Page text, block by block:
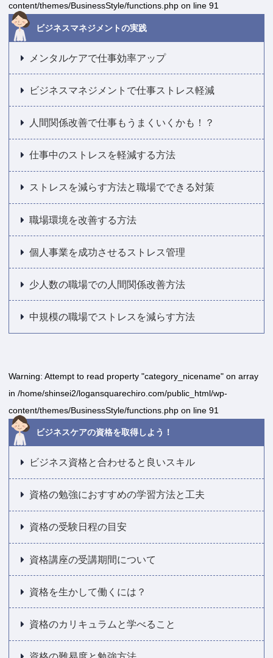
content/themes/BusinessStyle/functions.php on line 91
ビジネスマネジメントの実践
メンタルケアで仕事効率アップ
ビジネスマネジメントで仕事ストレス軽減
人間関係改善で仕事もうまくいくかも！？
仕事中のストレスを軽減する方法
ストレスを減らす方法と職場でできる対策
職場環境を改善する方法
個人事業を成功させるストレス管理
少人数の職場での人間関係改善方法
中規模の職場でストレスを減らす方法
Warning: Attempt to read property "category_nicename" on array
in /home/shinsei2/logansquarechiro.com/public_html/wp-
content/themes/BusinessStyle/functions.php on line 91
ビジネスケアの資格を取得しよう！
ビジネス資格と合わせると良いスキル
資格の勉強におすすめの学習方法と工夫
資格の受験日程の目安
資格講座の受講期間について
資格を生かして働くには？
資格のカリキュラムと学べること